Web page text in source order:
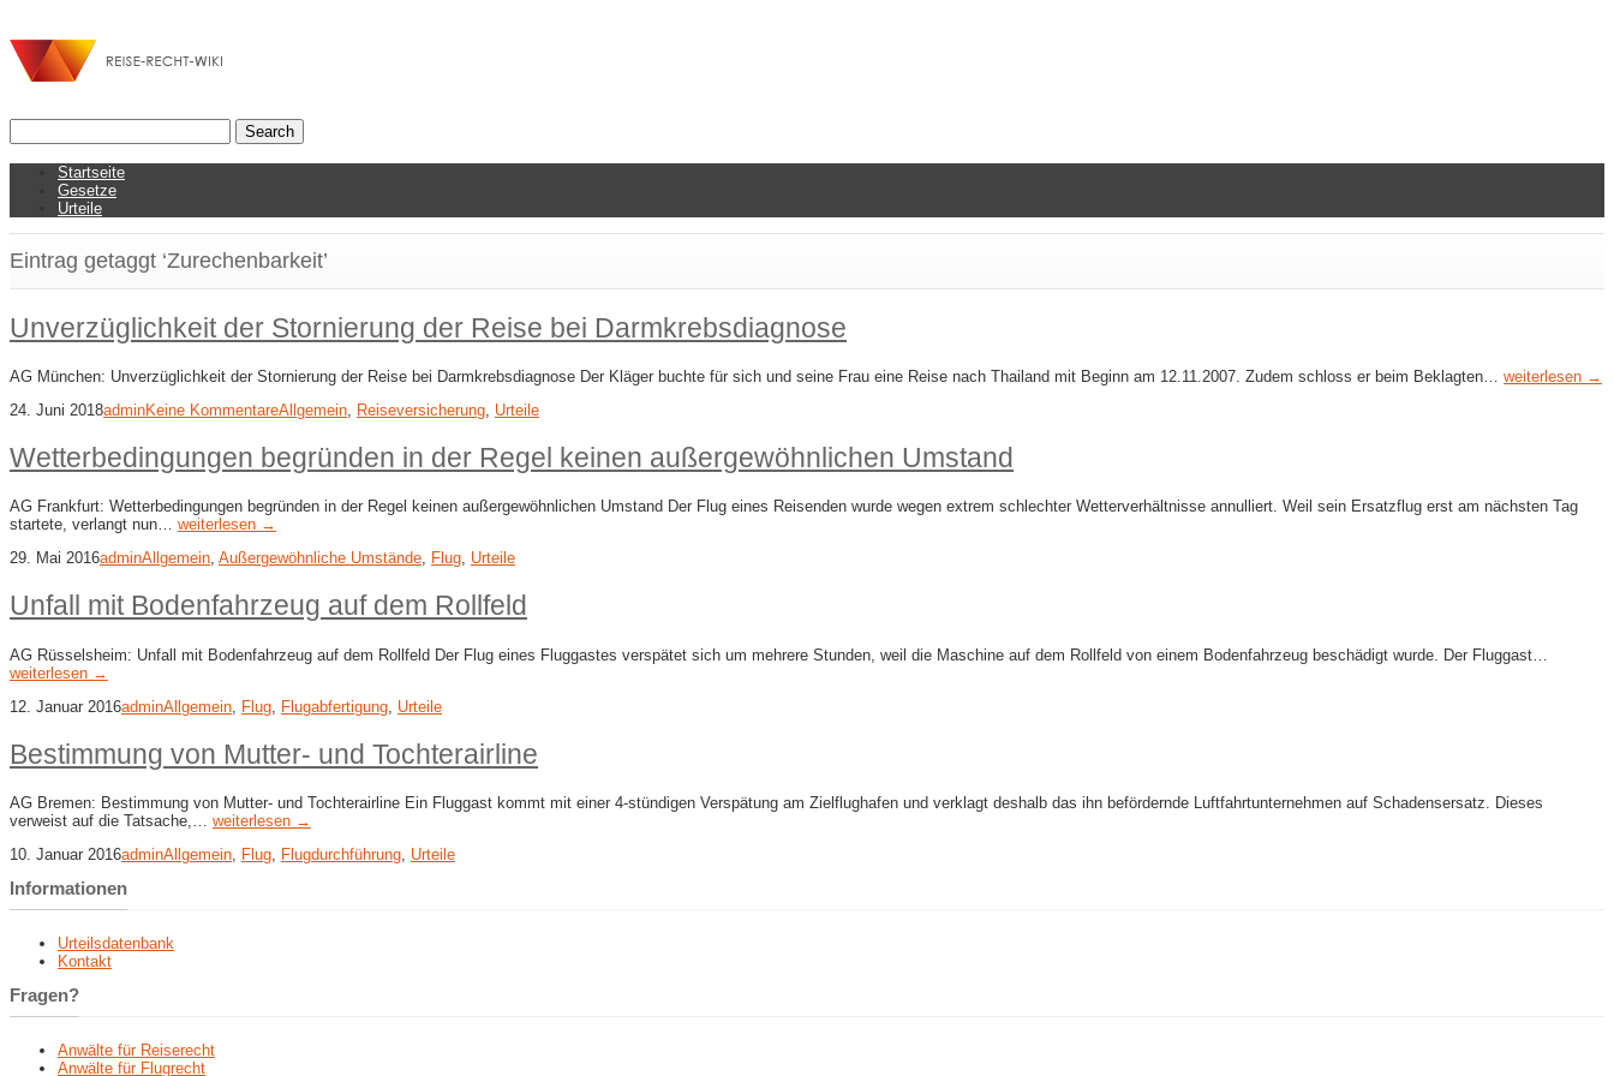
Startseite
Gesetze
Urteile
Eintrag getaggt ‘Zurechenbarkeit’
Unverzüglichkeit der Stornierung der Reise bei Darmkrebsdiagnose
AG München: Unverzüglichkeit der Stornierung der Reise bei Darmkrebsdiagnose Der Kläger buchte für sich und seine Frau eine Reise nach Thailand mit Beginn am 12.11.2007. Zudem schloss er beim Beklagten… weiterlesen →
24. Juni 2018adminKeine KommentareAllgemein, Reiseversicherung, Urteile
Wetterbedingungen begründen in der Regel keinen außergewöhnlichen Umstand
AG Frankfurt: Wetterbedingungen begründen in der Regel keinen außergewöhnlichen Umstand Der Flug eines Reisenden wurde wegen extrem schlechter Wetterverhältnisse annulliert. Weil sein Ersatzflug erst am nächsten Tag
startete, verlangt nun… weiterlesen →
29. Mai 2016adminAllgemein, Außergewöhnliche Umstände, Flug, Urteile
Unfall mit Bodenfahrzeug auf dem Rollfeld
AG Rüsselsheim: Unfall mit Bodenfahrzeug auf dem Rollfeld Der Flug eines Fluggastes verspätet sich um mehrere Stunden, weil die Maschine auf dem Rollfeld von einem Bodenfahrzeug beschädigt wurde. Der Fluggast…
weiterlesen →
12. Januar 2016adminAllgemein Flug Flugabfertigung Urteile
Bestimmung von Mutter- und Tochterairline
AG Bremen: Bestimmung von Mutter- und Tochterairline Ein Fluggast kommt mit einer 4-stündigen Verspätung am Zielflughafen und verklagt deshalb das ihn befördernde Luftfahrtunternehmen auf Schadensersatz. Dieses
verweist auf die Tatsache,… weiterlesen →
10. Januar 2016adminAllgemein Flug Flugdurchführung Urteile
Informationen
Urteilsdatenbank
Kontakt
Fragen?
Anwälte für Reiserecht
Anwälte für Flugrecht